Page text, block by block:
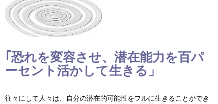
｢恐れを変容させ、潜在能力を百パ
ーセント活かして生きる」
往々にして人々は、自分の潜在的可能性をフルに生きることができ